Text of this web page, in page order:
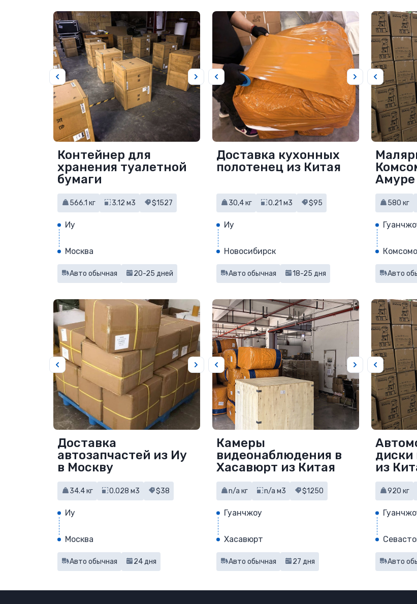
Контейнер для
хранения туалетной
бумаги
566.1 кг 3.12 м3 $1527
Иу
Москва
Авто обычная 20-25 дней
Доставка кухонных
полотенец из Китая
30,4 кг 0.21 м3 $95
Иу
Новосибирск
Авто обычная 18-25 дня
Амуре
580 кг
Авто
Доставка
автозапчастей из Иу
в Москву
34.4 кг 0.028 м3 $38
Иу
Москва
Авто обычная 24 дня
Камеры
видеонаблюдения в
Хасавюрт из Китая
n/a кг n/a м3 $1250
Гуанчжоу
Хасавюрт
Авто обычная 27 дня
диски
из
920 кг
Авто